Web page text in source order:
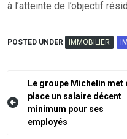
à l’atteinte de l’objectif
POSTED UNDER IMMOBILIER
Navigation
de
l’article
Le groupe Michelin met
place un salaire décent
minimum pour ses
employés